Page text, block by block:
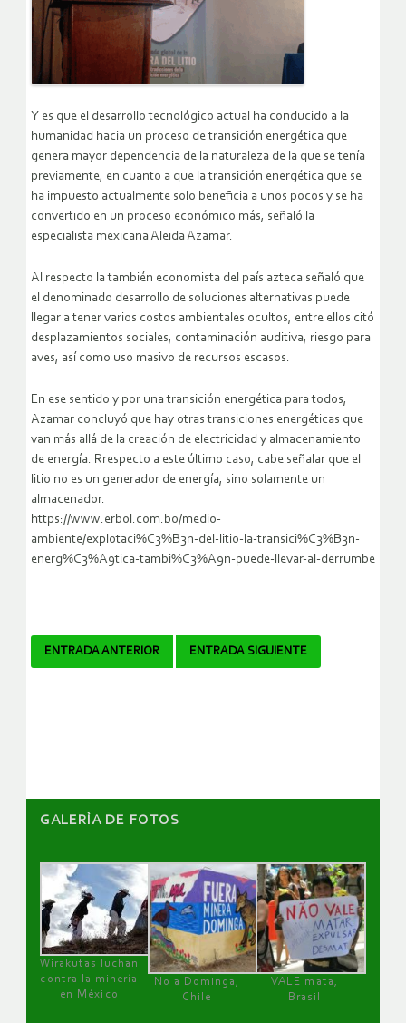
Y es que el desarrollo tecnológico actual ha conducido a la
humanidad hacia un proceso de transición energética que
genera mayor dependencia de la naturaleza de la que se tenía
previamente, en cuanto a que la transición energética que se
ha impuesto actualmente solo beneficia a unos pocos y se ha
convertido en un proceso económico más, señaló la
especialista mexicana Aleida Azamar.
Al respecto la también economista del país azteca señaló que
el denominado desarrollo de soluciones alternativas puede
llegar a tener varios costos ambientales ocultos, entre ellos citó
desplazamientos sociales, contaminación auditiva, riesgo para
aves, así como uso masivo de recursos escasos.
En ese sentido y por una transición energética para todos,
Azamar concluyó que hay otras transiciones energéticas que
van más allá de la creación de electricidad y almacenamiento
de energía. Rrespecto a este último caso, cabe señalar que el
litio no es un generador de energía, sino solamente un
almacenador.
https://www.erbol.com.bo/medio-
ambiente/explotaci%C3%B3n-del-litio-la-transici%C3%B3n-
energ%C3%A9tica-tambi%C3%A9n-puede-llevar-al-derrumbe
Navegador
ENTRADA ANTERIOR ENTRADA SIGUIENTE
GALERÌA DE FOTOS
Wirakutas luchan
contra la minería
en México
No a Dominga,
Chile
VALE mata,
Brasil